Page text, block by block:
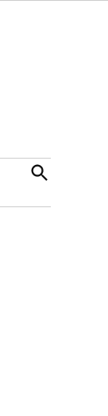
Open
Search